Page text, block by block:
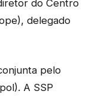
do Centro
delegado
pelo
A SSP